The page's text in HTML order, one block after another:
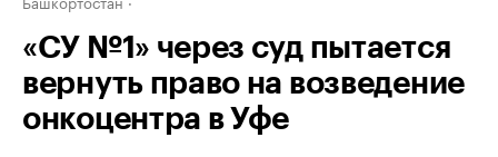
«СУ №1» через суд пытается
вернуть право на возведение
онкоцентра в Уфе